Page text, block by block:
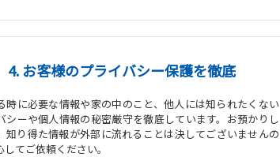
4. お客様のプライバシー保護を徹底
時に必要な情報や家の中のこと、他人には知られたくない
シーや個人情報の秘密厳守を徹底しています。お預かりし
知り得た情報が外部に流れることは決してございませんの
してご依頼ください。